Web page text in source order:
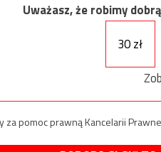
Uważasz, że robimy
30 zł
za pomoc prawną Kancelarii